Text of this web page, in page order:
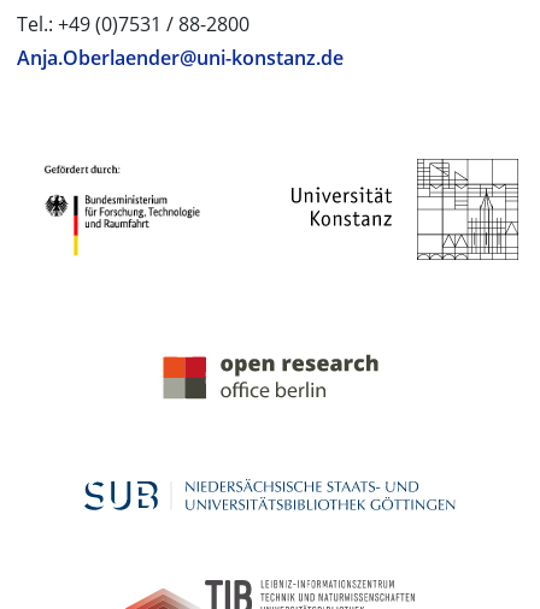
Tel.: +49 (0)7531 / 88-2800
Anja.Oberlaender@uni-konstanz.de